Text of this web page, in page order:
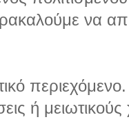
να
περιεχόμενο.
ή